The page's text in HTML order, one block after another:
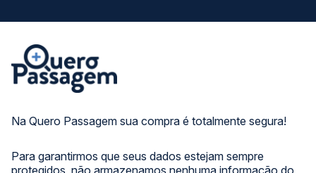
Na Quero Passagem sua compra é totalmente segura!
Para garantirmos que seus dados estejam sempre
protegidos, não armazenamos nenhuma informação do